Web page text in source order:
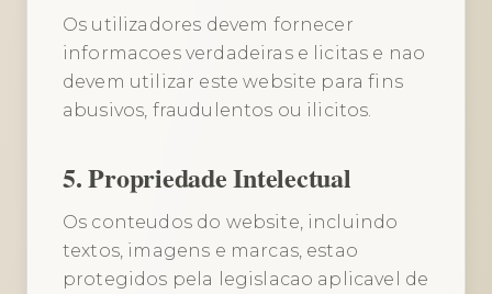
Os utilizadores devem fornecer
informacoes verdadeiras e licitas e nao
devem utilizar este website para fins
abusivos, fraudulentos ou ilicitos.
5. Propriedade Intelectual
Os conteudos do website, incluindo
textos, imagens e marcas, estao
protegidos pela legislacao aplicavel de